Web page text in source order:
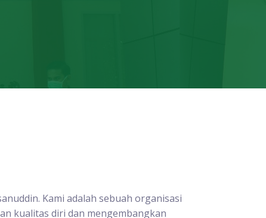
Kami adalah sebuah organisasi
kualitas diri dan mengembangkan